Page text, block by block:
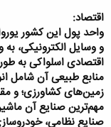
اقتصاد:
واحد پول این کشور
و وسایل الکترونیکی،
اقتصادی اسلواکی به
منابع طبیعی آن شامل
زمین‌های کشاورزی؛ و
مهم‌ترین صنایع آن
صنایع نظامی،